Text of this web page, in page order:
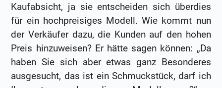
Kaufabsicht, ja sie entscheiden sich überdies
für ein hochpreisiges Modell. Wie kommt nun
der Verkäufer dazu, die Kunden auf den hohen
Preis hinzuweisen? Er hätte sagen können: „Da
haben Sie sich aber etwas ganz Besonderes
ausgesucht, das ist ein Schmuckstück, darf ich